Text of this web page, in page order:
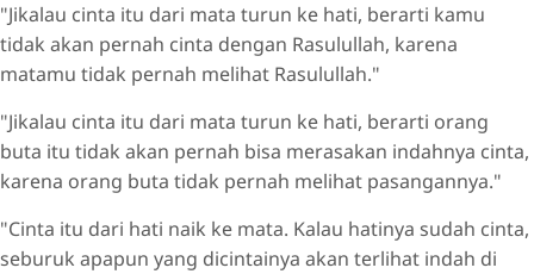
"Jikalau cinta itu dari mata turun ke hati, berarti kamu
tidak akan pernah cinta dengan Rasulullah, karena
matamu tidak pernah melihat Rasulullah."
"Jikalau cinta itu dari mata turun ke hati, berarti orang
buta itu tidak akan pernah bisa merasakan indahnya cinta,
karena orang buta tidak pernah melihat pasangannya."
"Cinta itu dari hati naik ke mata. Kalau hatinya sudah cinta,
seburuk apapun yang dicintainya akan terlihat indah di